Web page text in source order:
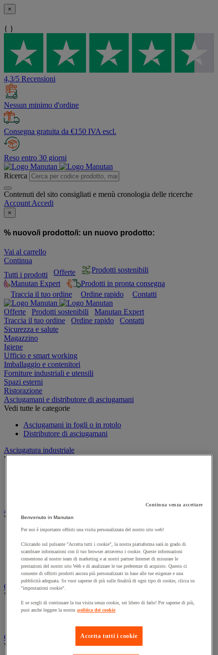
×
{ }
4,3/5 Recensioni
Nessun minimo d'ordine
Consegna gratuita da €150 IVA escl.
Reso entro 30 giorni
Ricerca
Contenuti del sito consigliati e menù cronologia delle ricerche
Account Accedi
×
% nuovo/i prodotto/i: un nuovo prodotto:
Vai al carrello
Continua
Tutti i prodotti
Offerte
Prodotti sostenibili
Manutan Expert
Prodotti in pronta consegna
Traccia il tuo ordine
Ordine rapido Contatti
Offerte Prodotti sostenibili
Manutan Expert
Traccia il tuo ordine
Ordine rapido
Contatti
Sicurezza e salute
Magazzino
Igiene
Ufficio e smart working
Imballaggio e contenitori
Forniture industriali e utensili
Spazi esterni
Ristorazione
Asciugamani e distributore di asciugamani
Vedi tutte le categorie
Asciugamani in fogli o in rotolo
Distributore di asciugamani
Asciugatura industriale
Vedi tutte le categorie
Attrezzatura per la pulizia e la manutenzione
Vedi tutte le categorie
Aste e raschietti per i vetri
Guanti per pulizie
Scopa, spazzola e manico
Secchio
Spugna, panno e spazzola
Carrello e armadio per biancheria
Vedi tutte le categorie
Carrello per biancheria
Carrello e secchio per pulizie
Vedi tutte le categorie
Continua senza accettare
Benvenuto in Manutan
Per noi è importante offrirti una visita personalizzata del nostro sito web!
Cliccando sul pulsante "Accetta tutti i cookie", la nostra piattaforma sarà in grado di
scambiare informazioni con il tuo browser attraverso i cookie. Queste informazioni
consentono al nostro team di marketing e ai nostri partner Internet di misurare le
prestazioni del nostro sito Web e di analizzare le tue preferenze di acquisto. Questo ci
consente di offrirti prodotti ancora più personalizzati in base alle tue esigenze e una
pubblicità adeguata. Se vuoi saperne di più sulle finalità di ogni tipo di cookie, clicca su
"impostazioni cookie".
E se scegli di continuare la tua visita senza cookie, sei libero di farlo! Per saperne di più,
puoi anche leggere la nostra politica dei cookie
Accetta tutti i cookie